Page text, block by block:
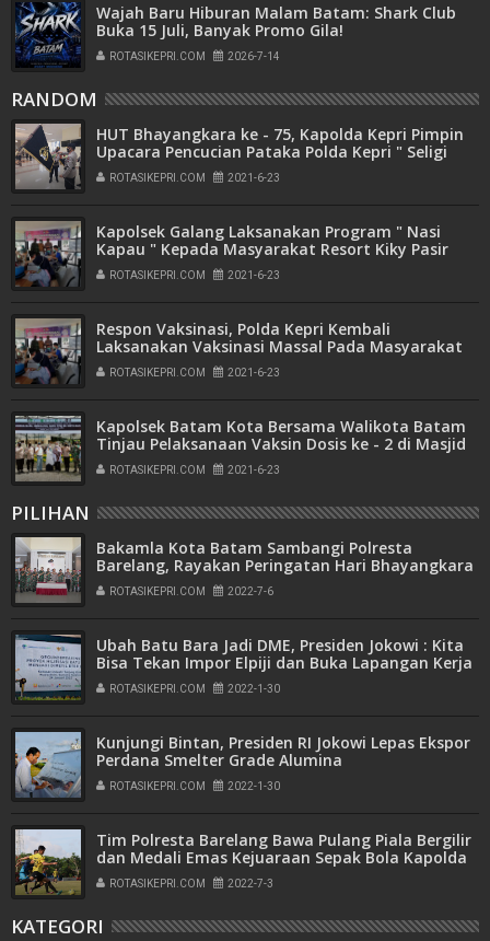
Wajah Baru Hiburan Malam Batam: Shark Club
Buka 15 Juli, Banyak Promo Gila!
ROTASIKEPRI.COM 2026-7-14
RANDOM
HUT Bhayangkara ke - 75, Kapolda Kepri Pimpin
Upacara Pencucian Pataka Polda Kepri " Seligi
Sakti Marwah Negeri "
ROTASIKEPRI.COM 2021-6-23
Kapolsek Galang Laksanakan Program " Nasi
Kapau " Kepada Masyarakat Resort Kiky Pasir
Gelam
ROTASIKEPRI.COM 2021-6-23
Respon Vaksinasi, Polda Kepri Kembali
Laksanakan Vaksinasi Massal Pada Masyarakat
ROTASIKEPRI.COM 2021-6-23
Kapolsek Batam Kota Bersama Walikota Batam
Tinjau Pelaksanaan Vaksin Dosis ke - 2 di Masjid
Bukit Indah Sukajadi
ROTASIKEPRI.COM 2021-6-23
PILIHAN
Bakamla Kota Batam Sambangi Polresta
Barelang, Rayakan Peringatan Hari Bhayangkara
ke-76
ROTASIKEPRI.COM 2022-7-6
Ubah Batu Bara Jadi DME, Presiden Jokowi : Kita
Bisa Tekan Impor Elpiji dan Buka Lapangan Kerja
ROTASIKEPRI.COM 2022-1-30
Kunjungi Bintan, Presiden RI Jokowi Lepas Ekspor
Perdana Smelter Grade Alumina
ROTASIKEPRI.COM 2022-1-30
Tim Polresta Barelang Bawa Pulang Piala Bergilir
dan Medali Emas Kejuaraan Sepak Bola Kapolda
Kepri Cup Tahun 2022
ROTASIKEPRI.COM 2022-7-3
KATEGORI